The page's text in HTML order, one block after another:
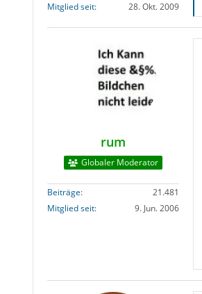
Mitglied seit
28. Okt. 2009
rum
Globaler Moderator
Beiträge
21.481
Mitglied seit
9. Jun. 2006